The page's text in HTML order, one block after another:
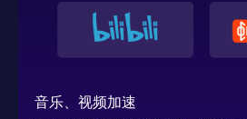
音乐、视频加速